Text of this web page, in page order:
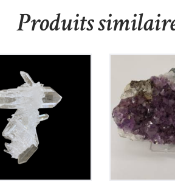
Produits
Cristal de Roche
240 €